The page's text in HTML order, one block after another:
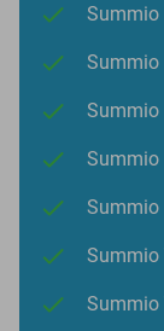
Summio
Summio
Summio
Summio
Summio
Summio
Summio